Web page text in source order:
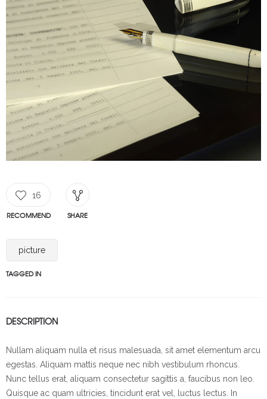
16
RECOMMEND SHARE
picture
TAGGED IN
DESCRIPTION
Nullam aliquam nulla et risus malesuada, sit amet elementum arcu
egestas. Aliquam mattis neque nec nibh vestibulum rhoncus.
Nunc tellus erat, aliquam consectetur sagittis a, faucibus non leo.
Quisque ac quam ultricies, tincidunt erat vel, luctus lectus. In